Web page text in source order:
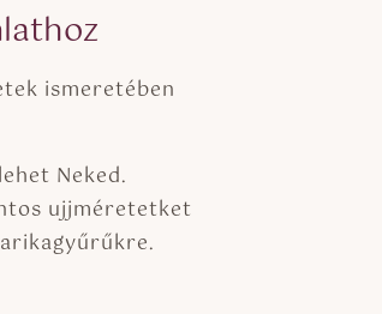
ismeretében
Neked.
ujjméretetket